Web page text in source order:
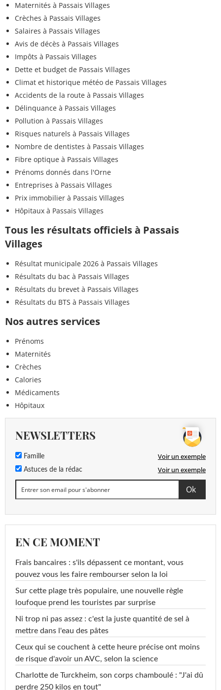
Maternités à Passais Villages
Crèches à Passais Villages
Salaires à Passais Villages
Avis de décès à Passais Villages
Impôts à Passais Villages
Dette et budget de Passais Villages
Climat et historique météo de Passais Villages
Accidents de la route à Passais Villages
Délinquance à Passais Villages
Pollution à Passais Villages
Risques naturels à Passais Villages
Nombre de dentistes à Passais Villages
Fibre optique à Passais Villages
Prénoms donnés dans l'Orne
Entreprises à Passais Villages
Prix immobilier à Passais Villages
Hôpitaux à Passais Villages
Tous les résultats officiels à Passais
Villages
Résultat municipale 2026 à Passais Villages
Résultats du bac à Passais Villages
Résultats du brevet à Passais Villages
Résultats du BTS à Passais Villages
Nos autres services
Prénoms
Maternités
Crèches
Calories
Médicaments
Hôpitaux
NEWSLETTERS
Famille Voir un exemple
Astuces de la rédac Voir un exemple
EN CE MOMENT
Frais bancaires : s'ils dépassent ce montant, vous
pouvez vous les faire rembourser selon la loi
Sur cette plage très populaire, une nouvelle règle
loufoque prend les touristes par surprise
Ni trop ni pas assez : c'est la juste quantité de sel à
mettre dans l'eau des pâtes
Ceux qui se couchent à cette heure précise ont moins
de risque d'avoir un AVC, selon la science
Charlotte de Turckheim, son corps chamboulé : "J'ai dû
perdre 250 kilos en tout"